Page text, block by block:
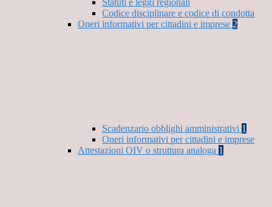
Statuti e leggi regionali
Codice disciplinare e codice di condotta
Oneri informativi per cittadini e imprese 2
Scadenzario obblighi amministrativi 1
Oneri informativi per cittadini e imprese
Attestazioni OIV o struttura analoga 1